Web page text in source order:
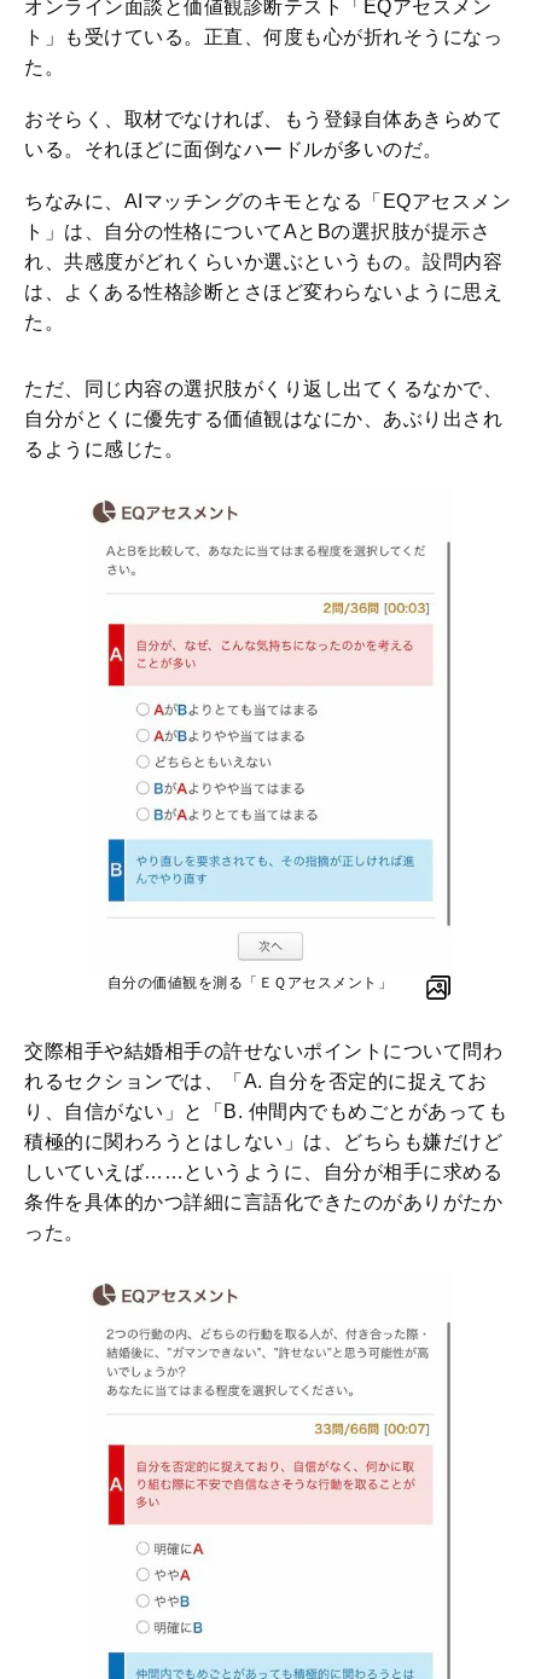
オンライン面談と価値観診断テスト「EQアセスメン
ト」も受けている。正直、何度も心が折れそうになっ
た。
おそらく、取材でなければ、もう登録自体あきらめて
いる。それほどに面倒なハードルが多いのだ。
ちなみに、AIマッチングのキモとなる「EQアセスメン
ト」は、自分の性格についてAとBの選択肢が提示さ
れ、共感度がどれくらいか選ぶというもの。設問内容
は、よくある性格診断とさほど変わらないように思え
た。
ただ、同じ内容の選択肢がくり返し出てくるなかで、
自分がとくに優先する価値観はなにか、あぶり出され
るように感じた。
自分の価値観を測る「ＥＱアセスメント」
交際相手や結婚相手の許せないポイントについて問わ
れるセクションでは、「A. 自分を否定的に捉えてお
り、自信がない」と「B. 仲間内でもめごとがあっても
積極的に関わろうとはしない」は、どちらも嫌だけど
しいていえば……というように、自分が相手に求める
条件を具体的かつ詳細に言語化できたのがありがたか
った。